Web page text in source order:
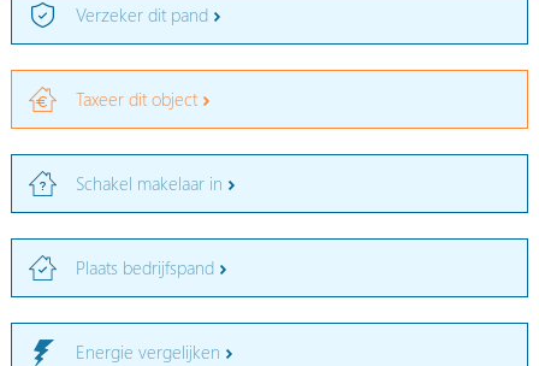
Verzeker dit pand
Taxeer dit object
Schakel makelaar in
Plaats bedrijfspand
Energie vergelijken